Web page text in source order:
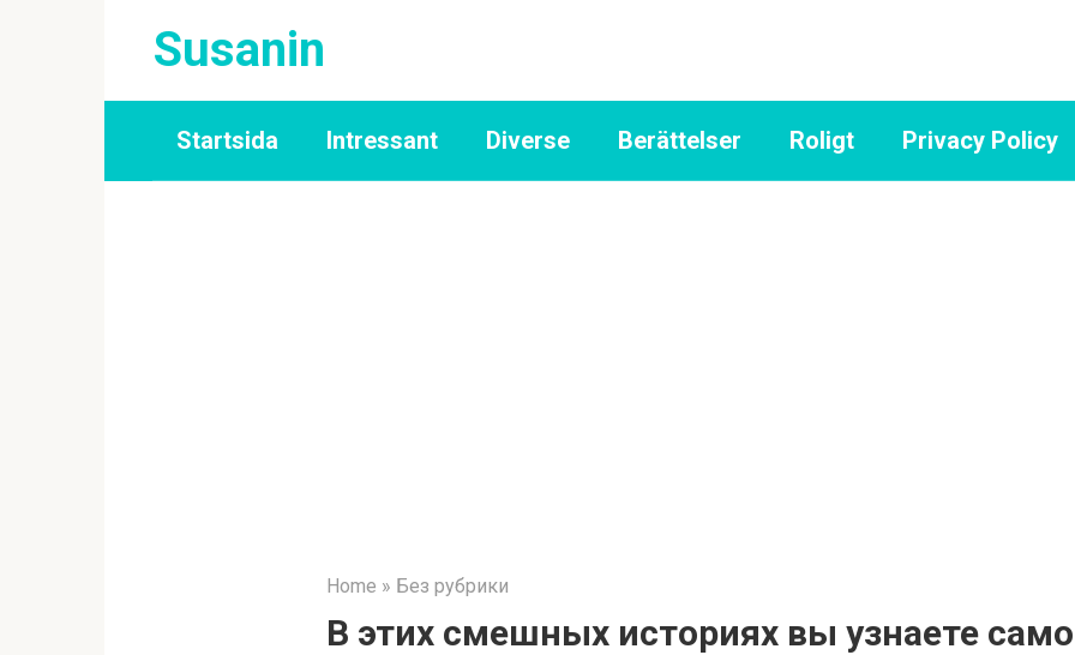
Susanin
Startsida Intressant Diverse Berättelser Roligt Privacy Policy
Home » Без рубрики
В этих смешных историях вы узнаете